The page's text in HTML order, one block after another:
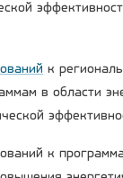
к
в области
к